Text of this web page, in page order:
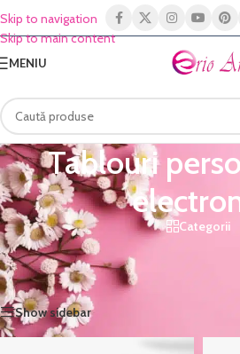
Skip to navigation
Skip to main content
MENIU
Tablouri
Categorii
Prima pagină/Shop Produse în format
Tablouri personalizate electronic
Afișez 13 - 16 din 16 rezultate
Show sidebar